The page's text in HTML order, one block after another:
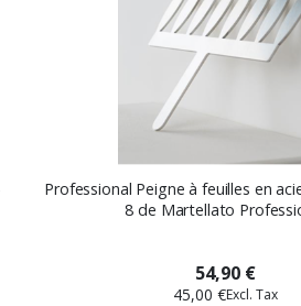
Professional Peigne à feuilles en
8 de Martellato
54,90 €
45,00 €